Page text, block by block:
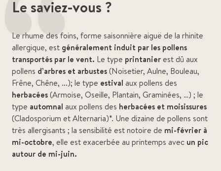
Le saviez-vous ?
Le rhume des foins, forme saisonnière aiguë de la rhinite
allergique, est généralement induit par les pollens
transportés par le vent. Le type printanier est dû aux
pollens d’arbres et arbustes(Noisetier, Aulne, Bouleau,
Frêne, Chêne, ...); le type estival aux pollens des
herbacées(Armoise, Oseille, Plantain, Graminées, …) ; le
type automnal aux pollens des herbacées et moisissures
(Cladosporium et Alternaria)*. Une dizaine de pollens sont
très allergisants ; la sensibilité est notoire de mi-février à
mi-octobre, elle est exacerbée au printemps avec un pic
autour de mi-juin.